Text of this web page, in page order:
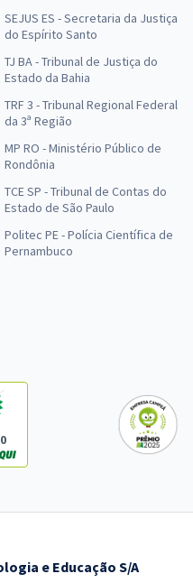
SEJUS ES - Secretaria da Justiça
do Espírito Santo
TJ BA - Tribunal de Justiça do
Estado da Bahia
TRF 3 - Tribunal Regional Federal
da 3ª Região
MP RO - Ministério Público de
Rondônia
TCE SP - Tribunal de Contas do
Estado de São Paulo
Politec PE - Polícia Científica de
Pernambuco
e Educação S/A